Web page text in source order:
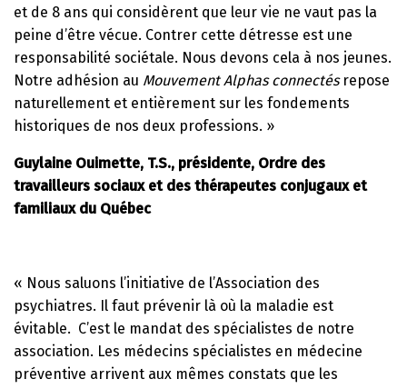
et de 8 ans qui considèrent que leur vie ne vaut pas la
peine d’être vécue. Contrer cette détresse est une
responsabilité sociétale. Nous devons cela à nos jeunes.
Notre adhésion au Mouvement Alphas connectésrepose
naturellement et entièrement sur les fondements
historiques de nos deux professions. »
Guylaine Ouimette, T.S., présidente, Ordre des
travailleurs sociaux et des thérapeutes conjugaux et
familiaux du Québec
« Nous saluons l’initiative de l’Association des
psychiatres. Il faut prévenir là où la maladie est
évitable. C’est le mandat des spécialistes de notre
association. Les médecins spécialistes en médecine
préventive arrivent aux mêmes constats que les